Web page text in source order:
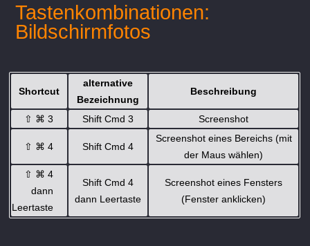
Tastenkombinationen:
Bildschirmfotos
Shortcut
alternative
Bezeichnung
Beschreibung
⇧ ⌘ 3 Shift Cmd 3 Screenshot
⇧ ⌘ 4 Shift Cmd 4
Screenshot eines Bereichs (mit
der Maus wählen)
⇧ ⌘ 4
dann
Leertaste
Shift Cmd 4
dann Leertaste
Screenshot eines Fensters
(Fenster anklicken)